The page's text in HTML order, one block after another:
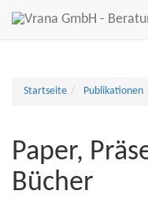
Startseite Publikationen
Paper,
Bücher